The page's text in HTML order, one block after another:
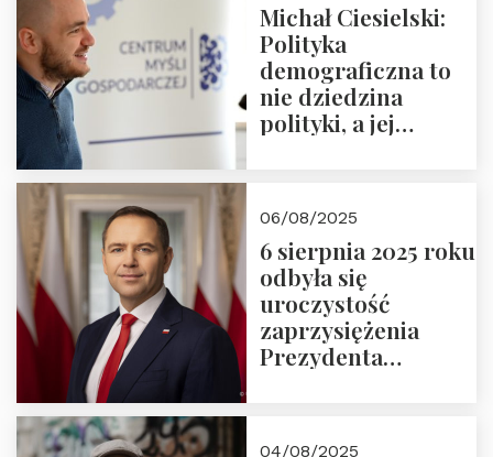
Michał Ciesielski:
Polityka
demograficzna to
nie dziedzina
polityki, a jej
06/08/2025
6 sierpnia 2025 roku
odbyła się
uroczystość
zaprzysiężenia
Prezydenta
04/08/2025